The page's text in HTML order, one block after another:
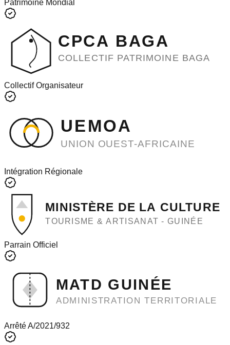
Patrimoine Mondial
CPCA BAGA
COLLECTIF PATRIMOINE BAGA
Collectif Organisateur
UEMOA
UNION OUEST-AFRICAINE
Intégration Régionale
MINISTÈRE DE LA CULTURE
TOURISME & ARTISANAT - GUINÉE
Parrain Officiel
MATD GUINÉE
ADMINISTRATION TERRITORIALE
Arrêté A/2021/932